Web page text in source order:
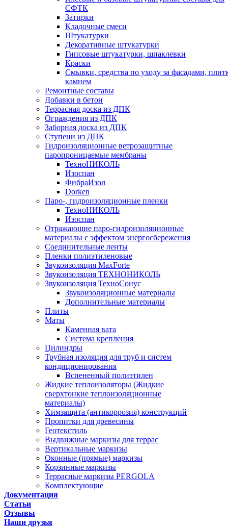
СФТК
Затирки
Кладочные смеси
Штукатурки
Декоративные штукатурки
Гипсовые штукатурки, шпаклевки
Краски
Смывки, средства по уходу за фасадами,
камнем
Ремонтные составы
Добавки в бетон
Террасная доска из ДПК
Ограждения из ДПК
Заборная доска из ДПК
Ступени из ДПК
Гидроизоляционные ветрозащитные
паропроницаемые мембраны
ТехноНИКОЛЬ
Изоспан
ФибраИзол
Dorken
Паро-, гидроизоляционные пленки
ТехноНИКОЛЬ
Изоспан
Отражающие паро-гидроизоляционные
материалы с эффектом энергосбережения
Соединительные ленты
Пленки полиэтиленовые
Звукоизоляция MaxForte
Звукоизоляция ТЕХНОНИКОЛЬ
Звукоизоляция ТехноСонус
Звукоизоляционные материалы
Дополнительные материалы
Плиты
Маты
Каменная вата
Система крепления
Цилиндры
Трубная изоляция для труб и систем
кондиционирования
Вспененный полиэтилен
Жидкие теплоизоляторы (Жидкие
сверхтонкие теплоизоляционные
материалы)
Химзащита (антикоррозия) конструкций
Пропитки для древесины
Геотекстиль
Выдвижные маркизы для террас
Вертикальные маркизы
Оконные (прямые) маркизы
Корзинные маркизы
Террасные маркизы PERGOLA
Комплектующие
Документация
Статьи
Отзывы
Наши друзья